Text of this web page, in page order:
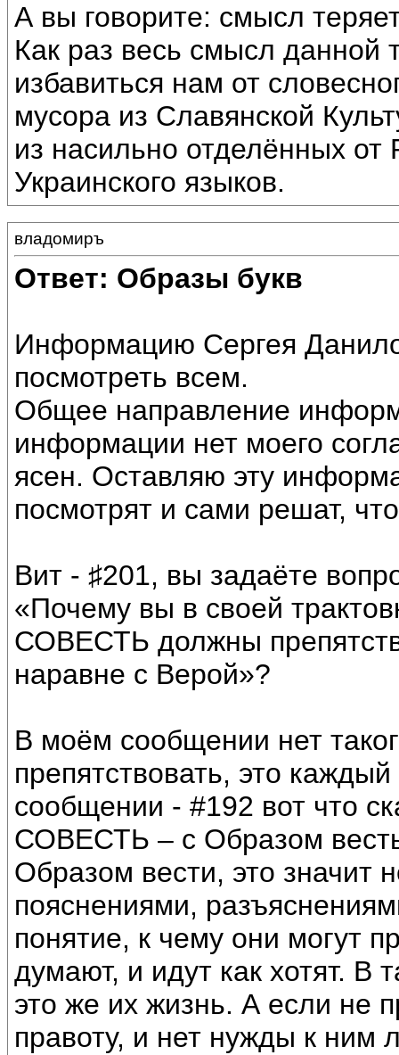
А вы говорите: смысл
Как раз весь смысл
избавиться нам от
мусора из Славянской
из насильно отделённых от
Украинского языков.
владомиръ
Ответ: Образы букв
Информацию Сергея
посмотреть всем.
Общее направление
информации нет моего
ясен. Оставляю эту
посмотрят и сами решат,
Вит - ♯201, вы задаёте
«Почему вы в своей
СОВЕСТЬ должны
наравне с Верой»?
В моём сообщении нет
препятствовать, это
сообщении - #192 вот что
СОВЕСТЬ – с Образом
Образом вести, это значит
пояснениями,
понятие, к чему они могут
думают, и идут как хотят. В
это же их жизнь. А если не
правоту, и нет нужды к ним